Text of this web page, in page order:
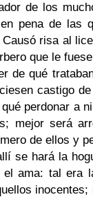
de los
pena de las
risa al
que le
de qué
castigo
perdonar a
mejor será
de ellos y
se hará la
el ama: tal era
inocentes;